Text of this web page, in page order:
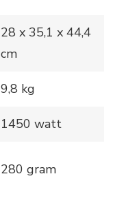
28 x 35,1 x 44,4
cm
9,8 kg
1450 watt
280 gram